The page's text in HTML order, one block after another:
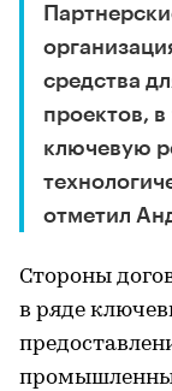
средства
проектов,
ключевую
отметил
Стороны
в ряде